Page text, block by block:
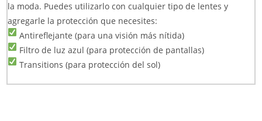
la moda. Puedes utilizarlo con cualquier tipo de lentes y
agregarle la protección que necesites:
Antireflejante (para una visión más nítida)
Filtro de luz azul (para protección de pantallas)
Transitions (para protección del sol)